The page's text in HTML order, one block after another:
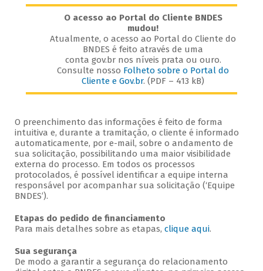
O acesso ao Portal do Cliente BNDES
mudou!
Atualmente, o acesso ao Portal do Cliente do
BNDES é feito através de uma
conta gov.br nos níveis prata ou ouro.
Consulte nosso Folheto sobre o Portal do
Cliente e Gov.br. (PDF – 413 kB)
O preenchimento das informações é feito de forma
intuitiva e, durante a tramitação, o cliente é informado
automaticamente, por e-mail, sobre o andamento de
sua solicitação, possibilitando uma maior visibilidade
externa do processo. Em todos os processos
protocolados, é possível identificar a equipe interna
responsável por acompanhar sua solicitação (‘Equipe
BNDES’).
Etapas do pedido de financiamento
Para mais detalhes sobre as etapas, clique aqui.
Sua segurança
De modo a garantir a segurança do relacionamento